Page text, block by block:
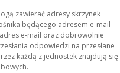
zawierać adresy skrzynek
będącego adresem e-mail
e-mail oraz dobrowolnie
odpowiedzi na przesłane
każdą z jednostek znajdują się